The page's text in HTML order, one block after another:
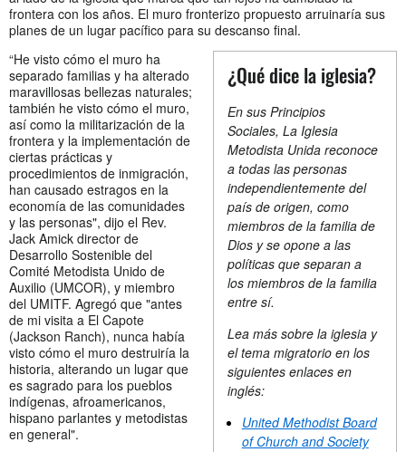
frontera con los años. El muro fronterizo propuesto arruinaría sus
planes de un lugar pacífico para su descanso final.
¿Qué dice la iglesia?
En sus Principios
Sociales, La Iglesia
Metodista Unida reconoce
a todas las personas
independientemente del
país de origen, como
miembros de la familia de
Dios y se opone a las
políticas que separan a
los miembros de la familia
entre sí.
Lea más sobre la iglesia y
el tema migratorio en los
siguientes enlaces en
inglés:
United Methodist Board
of Church and Society
“He visto cómo el muro ha
separado familias y ha alterado
maravillosas bellezas naturales;
también he visto cómo el muro,
así como la militarización de la
frontera y la implementación de
ciertas prácticas y
procedimientos de inmigración,
han causado estragos en la
economía de las comunidades
y las personas", dijo el Rev.
Jack Amick director de
Desarrollo Sostenible del
Comité Metodista Unido de
Auxilio (UMCOR), y miembro
del UMITF. Agregó que "antes
de mi visita a El Capote
(Jackson Ranch), nunca había
visto cómo el muro destruiría la
historia, alterando un lugar que
es sagrado para los pueblos
indígenas, afroamericanos,
hispano parlantes y metodistas
en general".